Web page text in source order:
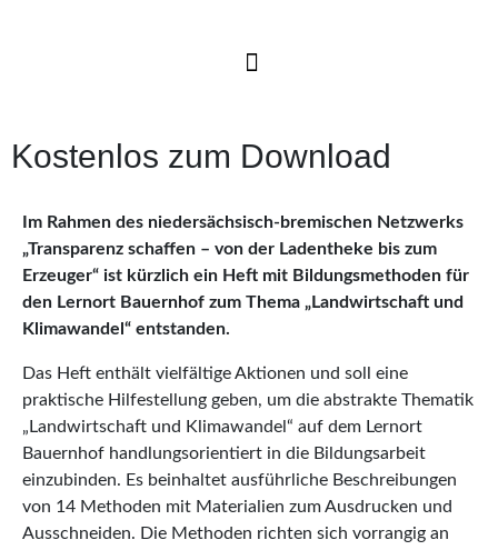
Kostenlos zum Download
Im Rahmen des niedersächsisch-bremischen Netzwerks
„Transparenz schaffen – von der Ladentheke bis zum
Erzeuger“ ist kürzlich ein Heft mit Bildungsmethoden für
den Lernort Bauernhof zum Thema „Landwirtschaft und
Klimawandel“ entstanden.
Das Heft enthält vielfältige Aktionen und soll eine
praktische Hilfestellung geben, um die abstrakte Thematik
„Landwirtschaft und Klimawandel“ auf dem Lernort
Bauernhof handlungsorientiert in die Bildungsarbeit
einzubinden. Es beinhaltet ausführliche Beschreibungen
von 14 Methoden mit Materialien zum Ausdrucken und
Ausschneiden. Die Methoden richten sich vorrangig an